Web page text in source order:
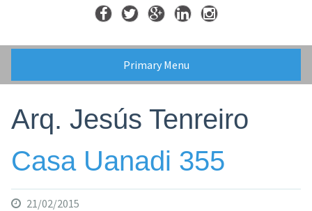
Primary Menu
Arq. Jesús Tenreiro
Casa Uanadi 355
21/02/2015